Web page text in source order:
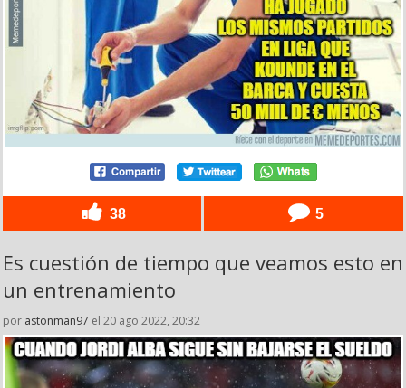
38 5
Es cuestión de tiempo que veamos esto en
un entrenamiento
por astonman97 el 20 ago 2022, 20:32